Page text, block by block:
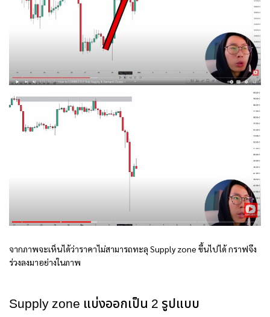
จากภาพจะเห็นได้ว่าราคาไม่สามารถทะลุ Supply zone ขึ้นไปได้ กราฟจึง
ร่วงลงมาอย่างในภาพ
Supply zone แบ่งออกเป็น 2 รูปแบบ